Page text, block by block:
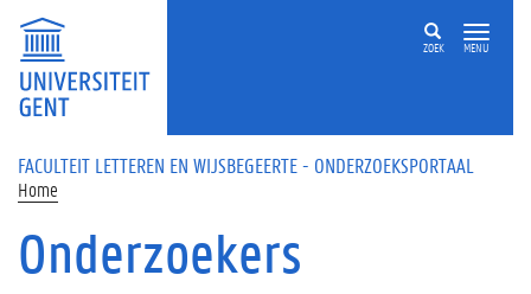
Overslaan en naar de inhoud gaan
ZOEK MENU
FACULTEIT LETTEREN EN WIJSBEGEERTE - ONDERZOEKSPORTAAL
Home
Onderzoekers